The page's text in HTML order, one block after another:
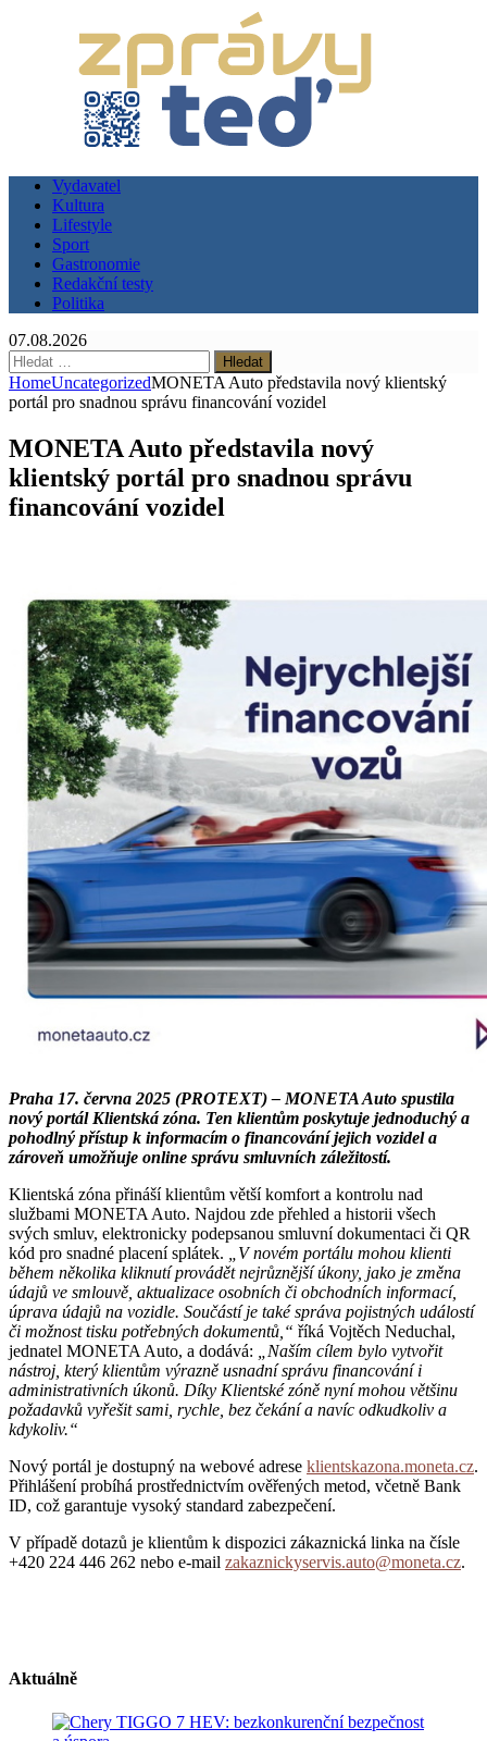
Vydavatel
Kultura
Lifestyle
Sport
Gastronomie
Redakční testy
Politika
07.08.2026
Vyhledávání
HomeUncategorizedMONETA Auto představila nový klientský
portál pro snadnou správu financování vozidel
MONETA Auto představila nový
klientský portál pro snadnou správu
financování vozidel
Praha 17. června 2025 (PROTEXT) – MONETA Auto spustila
nový portál Klientská zóna. Ten klientům poskytuje jednoduchý a
pohodlný přístup k informacím o financování jejich vozidel a
zároveň umožňuje online správu smluvních záležitostí.
Klientská zóna přináší klientům větší komfort a kontrolu nad
službami MONETA Auto. Najdou zde přehled a historii všech
svých smluv, elektronicky podepsanou smluvní dokumentaci či QR
kód pro snadné placení splátek.
„V novém portálu mohou klienti
během několika kliknutí provádět nejrůznější úkony, jako je změna
údajů ve smlouvě, aktualizace osobních či obchodních informací,
úprava údajů na vozidle. Součástí je také správa pojistných událostí
či možnost tisku potřebných dokumentů,“ říká Vojtěch Neduchal,
jednatel MONETA Auto, a dodává:
„Naším cílem bylo vytvořit
nástroj, který klientům výrazně usnadní správu financování i
administrativních úkonů. Díky Klientské zóně nyní mohou většinu
požadavků vyřešit sami, rychle, bez čekání a navíc odkudkoliv a
kdykoliv.“
Nový portál je dostupný na webové adrese klientskazona.moneta.cz.
Přihlášení probíhá prostřednictvím ověřených metod, včetně Bank
ID, což garantuje vysoký standard zabezpečení.
V případě dotazů je klientům k dispozici zákaznická linka na čísle
+420 224 446 262 nebo e-mail zakaznickyservis.auto@moneta.cz.
Aktuálně